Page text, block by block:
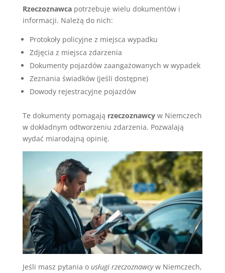
Rzeczoznawcapotrzebuje wielu dokumentów i
informacji. Należą do nich:
Protokoły policyjne z miejsca wypadku
Zdjęcia z miejsca zdarzenia
Dokumenty pojazdów zaangażowanych w wypadek
Zeznania świadków (jeśli dostępne)
Dowody rejestracyjne pojazdów
Te dokumenty pomagają rzeczoznawcyw Niemczech
w dokładnym odtworzeniu zdarzenia. Pozwalają
wydać miarodajną opinię.
Jeśli masz pytania o usługi rzeczoznawcyw Niemczech,